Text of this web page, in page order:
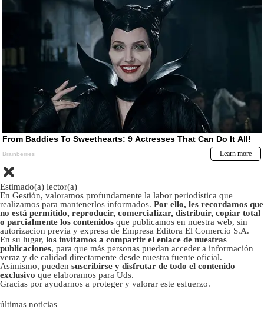
Estimado(a) lector(a)
En Gestión, valoramos profundamente la labor periodística que
realizamos para mantenerlos informados. Por ello, les recordamos que
no está permitido, reproducir, comercializar, distribuir, copiar total
o parcialmente los contenidos que publicamos en nuestra web, sin
autorizacion previa y expresa de Empresa Editora El Comercio S.A.
En su lugar, los invitamos a compartir el enlace de nuestras
publicaciones, para que más personas puedan acceder a información
veraz y de calidad directamente desde nuestra fuente oficial.
Asimismo, pueden suscribirse y disfrutar de todo el contenido
exclusivo que elaboramos para Uds.
Gracias por ayudarnos a proteger y valorar este esfuerzo.
últimas noticias